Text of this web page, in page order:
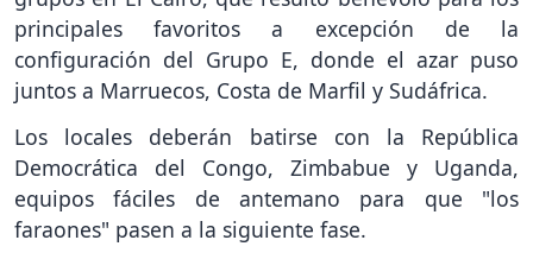
principales favoritos a excepción de la
configuración del Grupo E, donde el azar puso
juntos a Marruecos, Costa de Marfil y Sudáfrica.
Los locales deberán batirse con la República
Democrática del Congo, Zimbabue y Uganda,
equipos fáciles de antemano para que "los
faraones" pasen a la siguiente fase.